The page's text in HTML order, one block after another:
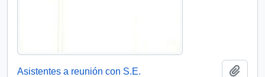
Asistentes a reunión con S.E.